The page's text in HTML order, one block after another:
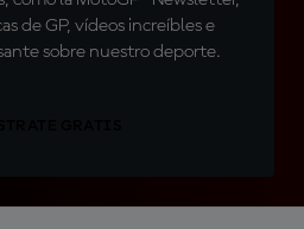
de GP, vídeos increíbles e
sobre nuestro deporte.